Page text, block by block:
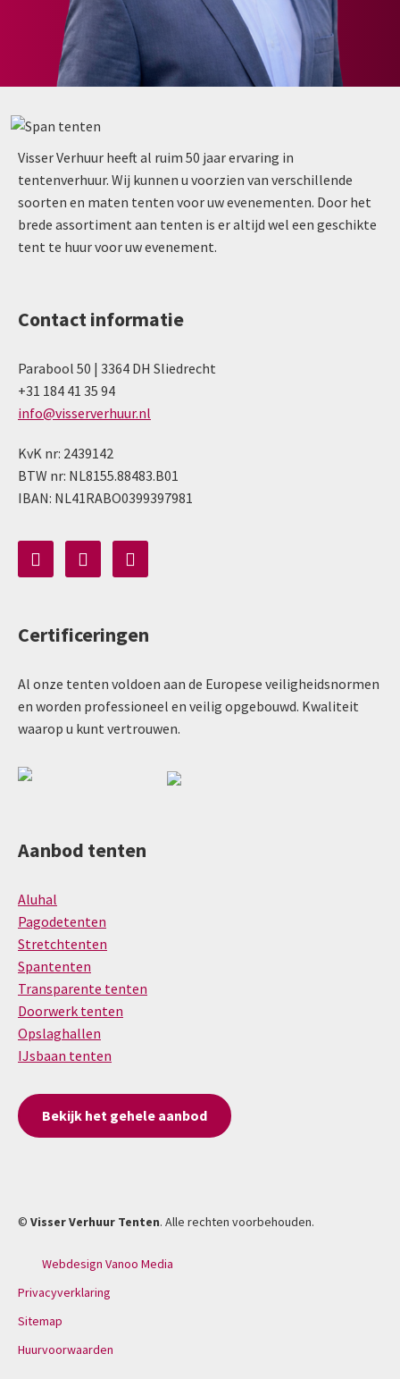
Visser Verhuur heeft al ruim 50 jaar ervaring in
tentenverhuur. Wij kunnen u voorzien van verschillende
soorten en maten tenten voor uw evenementen. Door het
brede assortiment aan tenten is er altijd wel een geschikte
tent te huur voor uw evenement.
Contact informatie
Parabool 50 | 3364 DH Sliedrecht
+31 184 41 35 94
info@visserverhuur.nl
KvK nr: 2439142
BTW nr: NL8155.88483.B01
IBAN: NL41RABO0399397981
Certificeringen
Al onze tenten voldoen aan de Europese veiligheidsnormen
en worden professioneel en veilig opgebouwd. Kwaliteit
waarop u kunt vertrouwen.
Aanbod tenten
Aluhal
Pagodetenten
Stretchtenten
Spantenten
Transparente tenten
Doorwerk tenten
Opslaghallen
IJsbaan tenten
Bekijk het gehele aanbod
© Visser Verhuur Tenten. Alle rechten voorbehouden.
Webdesign Vanoo Media
Privacyverklaring
Sitemap
Huurvoorwaarden